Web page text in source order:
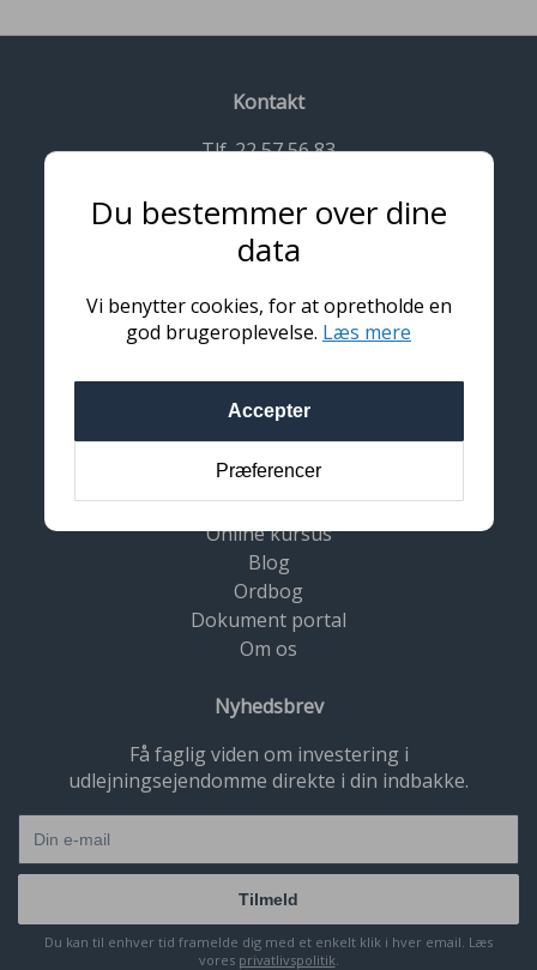
Du bestemmer over dine
data
Vi benytter cookies, for at opretholde en
god brugeroplevelse. Læs mere
Præferencer
Accepter
Kontakt
Tlf. 22 57 56 83
CVR: 41245883
Ewaldsvej 41, 8600 Silkeborg
Information
Privatlivspolitik
Links
Forside
Bogen
Online kursus
Blog
Ordbog
Dokument portal
Om os
Nyhedsbrev
Få faglig viden om investering i
udlejningsejendomme direkte i din indbakke.
Tilmeld
Du kan til enhver tid framelde dig med et enkelt klik i hver email. Læs
vores privatlivspolitik.